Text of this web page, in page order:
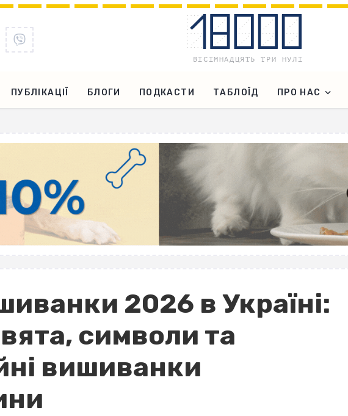
ПУБЛІКАЦІЇ БЛОГИ ПОДКАСТИ ТАБЛОЇД ПРО НАС
2026 в Україні:
символи та
вишиванки